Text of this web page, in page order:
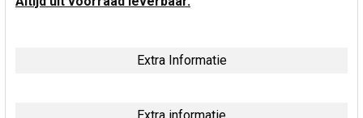
Extra Informatie
Extra informatie